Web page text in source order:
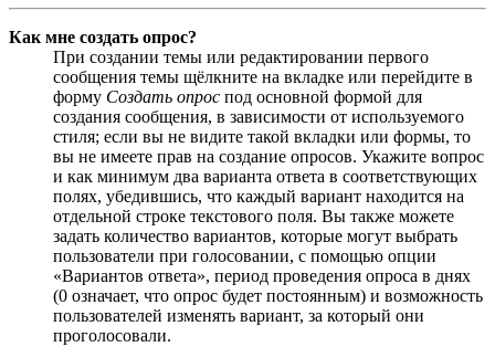
Как мне создать опрос?
При создании темы или редактировании первого
сообщения темы щёлкните на вкладке или перейдите в
форму Создать опрос под основной формой для
создания сообщения, в зависимости от используемого
стиля; если вы не видите такой вкладки или формы, то
вы не имеете прав на создание опросов. Укажите вопрос
и как минимум два варианта ответа в соответствующих
полях, убедившись, что каждый вариант находится на
отдельной строке текстового поля. Вы также можете
задать количество вариантов, которые могут выбрать
пользователи при голосовании, с помощью опции
«Вариантов ответа», период проведения опроса в днях
(0 означает, что опрос будет постоянным) и возможность
пользователей изменять вариант, за который они
проголосовали.